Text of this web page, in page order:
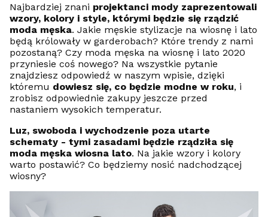
Najbardziej znani projektanci mody zaprezentowali
wzory, kolory i style, którymi będzie się rządzić
moda męska. Jakie męskie stylizacje na wiosnę i lato
będą królowały w garderobach? Które trendy z nami
pozostaną? Czy moda męska na wiosnę i lato 2020
przyniesie coś nowego? Na wszystkie pytanie
znajdziesz odpowiedź w naszym wpisie, dzięki
któremu dowiesz się, co będzie modne w roku, i
zrobisz odpowiednie zakupy jeszcze przed
nastaniem wysokich temperatur.
Luz, swoboda i wychodzenie poza utarte
schematy - tymi zasadami będzie rządziła się
moda męska wiosna lato. Na jakie wzory i kolory
warto postawić? Co będziemy nosić nadchodzącej
wiosny?